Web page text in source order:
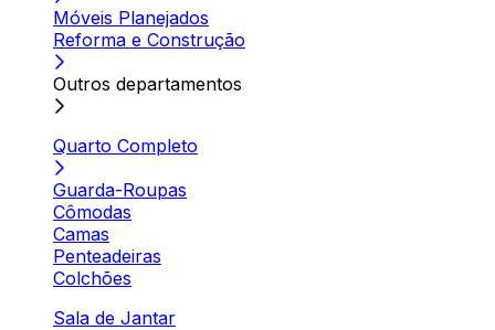
Móveis Planejados
Reforma e Construção
Outros departamentos
Quarto Completo
Guarda-Roupas
Cômodas
Camas
Penteadeiras
Colchões
Sala de Jantar